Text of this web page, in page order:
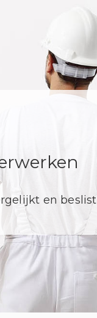
en beslist